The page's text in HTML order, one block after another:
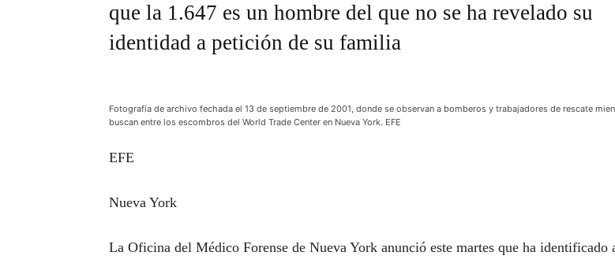
que la 1.647 es un hombre del que no se ha revelado su
identidad a petición de su familia
Fotografía de archivo fechada el 13 de septiembre de 2001, donde se observan a bomberos y trabajadores de rescate
buscan entre los escombros del World Trade Center en Nueva York. EFE
EFE
Nueva York
La Oficina del Médico Forense de Nueva York anunció este martes que ha identificado